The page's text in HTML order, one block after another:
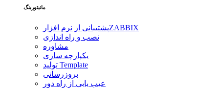
مانیتورینگ
پشتیبانی از نرم افزارZABBIX
نصب و راه اندازی
مشاوره
یکپارچه سازی
تولید Template
بروزرسانی
عیب یابی از راه دور